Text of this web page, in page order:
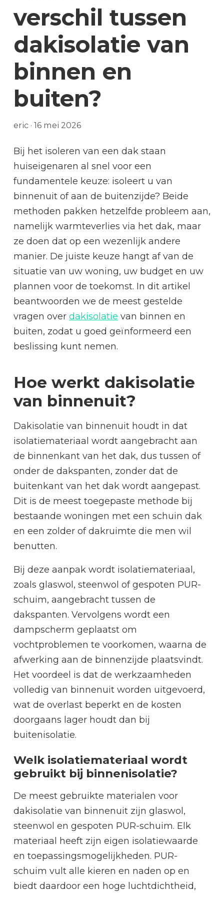
verschil tussen
dakisolatie van
binnen en
buiten?
eric · 16 mei 2026
Bij het isoleren van een dak staan
huiseigenaren al snel voor een
fundamentele keuze: isoleert u van
binnenuit of aan de buitenzijde? Beide
methoden pakken hetzelfde probleem aan,
namelijk warmteverlies via het dak, maar
ze doen dat op een wezenlijk andere
manier. De juiste keuze hangt af van de
situatie van uw woning, uw budget en uw
plannen voor de toekomst. In dit artikel
beantwoorden we de meest gestelde
vragen over dakisolatie van binnen en
buiten, zodat u goed geïnformeerd een
beslissing kunt nemen.
Hoe werkt dakisolatie
van binnenuit?
Dakisolatie van binnenuit houdt in dat
isolatiemateriaal wordt aangebracht aan
de binnenkant van het dak, dus tussen of
onder de dakspanten, zonder dat de
buitenkant van het dak wordt aangepast.
Dit is de meest toegepaste methode bij
bestaande woningen met een schuin dak
en een zolder of dakruimte die men wil
benutten.
Bij deze aanpak wordt isolatiemateriaal,
zoals glaswol, steenwol of gespoten PUR-
schuim, aangebracht tussen de
dakspanten. Vervolgens wordt een
dampscherm geplaatst om
vochtproblemen te voorkomen, waarna de
afwerking aan de binnenzijde plaatsvindt.
Het voordeel is dat de werkzaamheden
volledig van binnenuit worden uitgevoerd,
wat de overlast beperkt en de kosten
doorgaans lager houdt dan bij
buitenisolatie.
Welk isolatiemateriaal wordt
gebruikt bij binnenisolatie?
De meest gebruikte materialen voor
dakisolatie van binnenuit zijn glaswol,
steenwol en gespoten PUR-schuim. Elk
materiaal heeft zijn eigen isolatiewaarde
en toepassingsmogelijkheden. PUR-
schuim vult alle kieren en naden op en
biedt daardoor een hoge luchtdichtheid,